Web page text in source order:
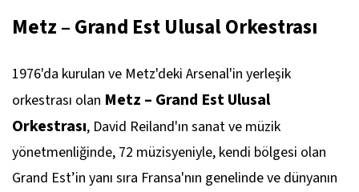
Metz – Grand Est Ulusal Orkestrası
1976'da kurulan ve Metz'deki Arsenal'in yerleşik
orkestrası olan Metz – Grand Est Ulusal
Orkestrası, David Reiland'ın sanat ve müzik
yönetmenliğinde, 72 müzisyeniyle, kendi bölgesi olan
Grand Est’in yanı sıra Fransa'nın genelinde ve dünyanın